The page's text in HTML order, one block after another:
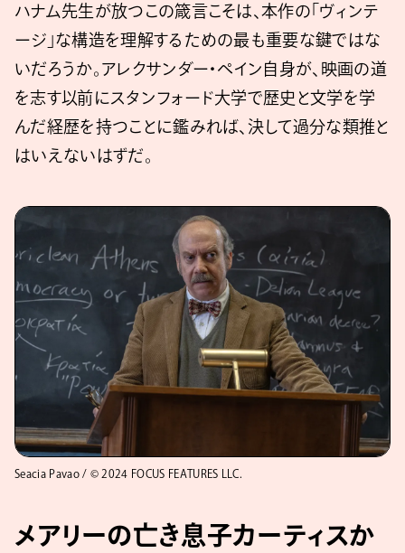
ハナム先生が放つこの箴言こそは、本作の「ヴィンテ
ージ」な構造を理解するための最も重要な鍵ではな
いだろうか。アレクサンダー・ペイン自身が、映画の道
を志す以前にスタンフォード大学で歴史と文学を学
んだ経歴を持つことに鑑みれば、決して過分な類推と
はいえないはずだ。
Seacia Pavao / © 2024 FOCUS FEATURES LLC.
メアリーの亡き息子カーティスか